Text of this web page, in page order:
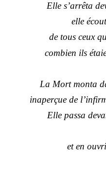
Elle s’arrêta
elle
de tous ceux
combien ils
La Mort monta
inaperçue de
Elle passa
et en